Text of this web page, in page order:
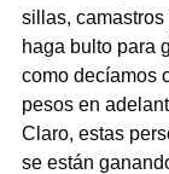
sillas,
haga bulto para
como decíamos
pesos en
Claro, estas
se están